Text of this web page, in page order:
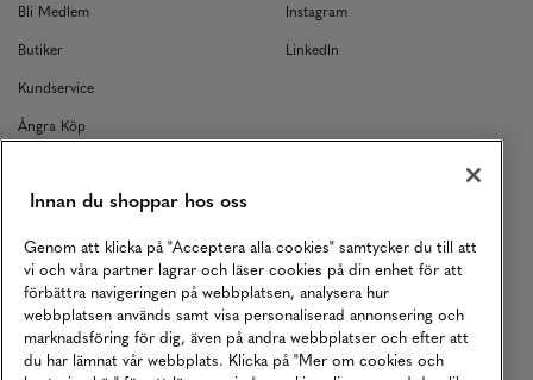
Bli Medlem
Butiker
Kundservice
Ångra Köp
Returer
Köpvillkor
Karriär
Vårt Ansvar
Våra Tjänster
Instagram
LinkedIn
Innan du shoppar hos oss
Genom att klicka på "Acceptera alla cookies" samtycker du till att
vi och våra partner lagrar och läser cookies på din enhet för att
förbättra navigeringen på webbplatsen, analysera hur
webbplatsen används samt visa personaliserad annonsering och
marknadsföring för dig, även på andra webbplatser och efter att
du har lämnat vår webbplats. Klicka på "Mer om cookies och